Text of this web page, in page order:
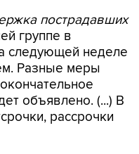
пострадавших
группе в
следующей неделе
Разные меры
объявлено. (...) В
рассрочки